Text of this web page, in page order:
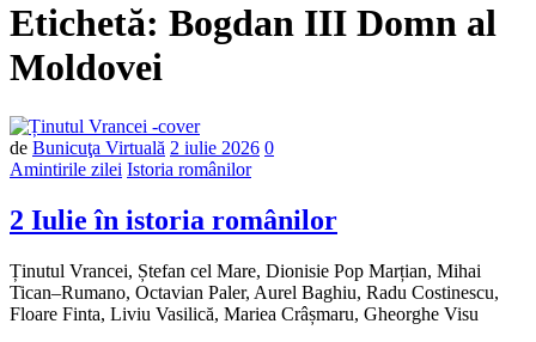
Etichetă: Bogdan III Domn al
Moldovei
de Bunicuţa Virtuală 2 iulie 2026 Număr
0
Amintirile zilei Istoria românilor
2 Iulie în istoria românilor
Ținutul Vrancei, Ștefan cel Mare, Dionisie Pop Marțian, Mihai
Tican–Rumano, Octavian Paler, Aurel Baghiu, Radu Costinescu,
Floare Finta, Liviu Vasilică, Mariea Crâșmaru, Gheorghe Visu